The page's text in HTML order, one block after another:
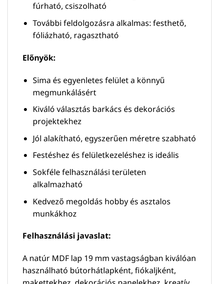
fúrható, csiszolható
További feldolgozásra alkalmas: festhető,
fóliázható, ragasztható
Előnyök:
Sima és egyenletes felület a könnyű
megmunkálásért
Kiváló választás barkács és dekorációs
projektekhez
Jól alakítható, egyszerűen méretre szabható
Festéshez és felületkezeléshez is ideális
Sokféle felhasználási területen
alkalmazható
Kedvező megoldás hobby és asztalos
munkákhoz
Felhasználási javaslat:
A natúr MDF lap 19 mm vastagságban kiválóan
használható bútorhátlapként, fiókaljként,